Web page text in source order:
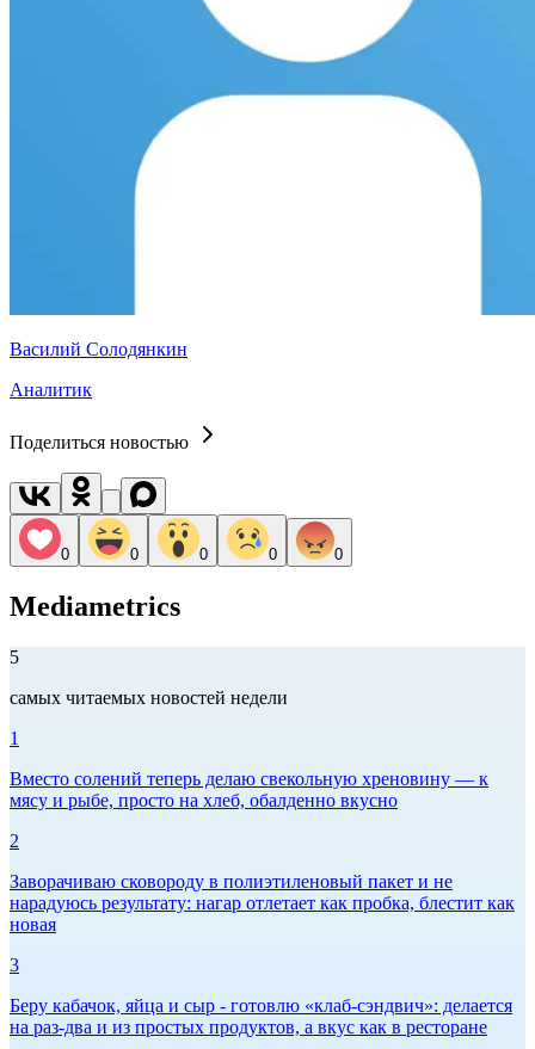
Василий Солодянкин
Аналитик
Поделиться новостью
0 0 0 0 0
Mediametrics
5
самых читаемых новостей недели
1
Вместо солений теперь делаю свекольную хреновину — к
мясу и рыбе, просто на хлеб, обалденно вкусно
2
Заворачиваю сковороду в полиэтиленовый пакет и не
нарадуюсь результату: нагар отлетает как пробка, блестит как
новая
3
Беру кабачок, яйца и сыр - готовлю «клаб-сэндвич»: делается
на раз-два и из простых продуктов, а вкус как в ресторане